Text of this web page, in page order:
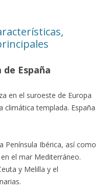
España
en el suroeste de Europa
climática templada. España
Península Ibérica, así como
el mar Mediterráneo.
y Melilla y el